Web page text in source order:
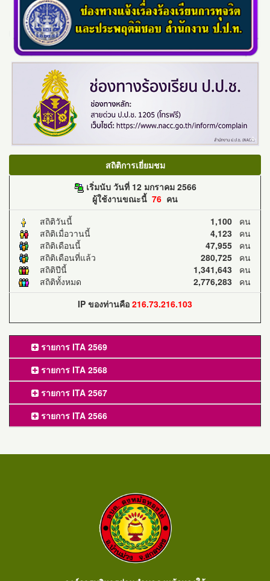
สถิติการเยี่ยมชม
เริ่มนับ วันที่ 12 มกราคม 2566
ผู้ใช้งานขณะนี้ 76 คน
สถิติวันนี้
1,100 คน
สถิติเมื่อวานนี้
4,123 คน
สถิติเดือนนี้
47,955 คน
สถิติเดือนที่แล้ว
280,725 คน
สถิติปีนี้
1,341,643 คน
สถิติทั้งหมด
2,776,283 คน
IP ของท่านคือ 216.73.216.103
รายการ ITA 2569
รายการ ITA 2568
รายการ ITA 2567
รายการ ITA 2566